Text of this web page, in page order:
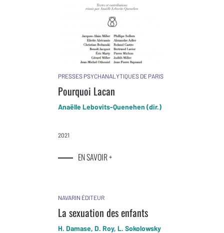
PRESSES PSYCHANALYTIQUES DE PARIS
Pourquoi Lacan
Anaëlle Lebovits-Quenehen (dir.)
2021
EN SAVOIR +
NAVARIN ÉDITEUR
La sexuation des enfants
H. Damase, D. Roy, L. Sokolowsky